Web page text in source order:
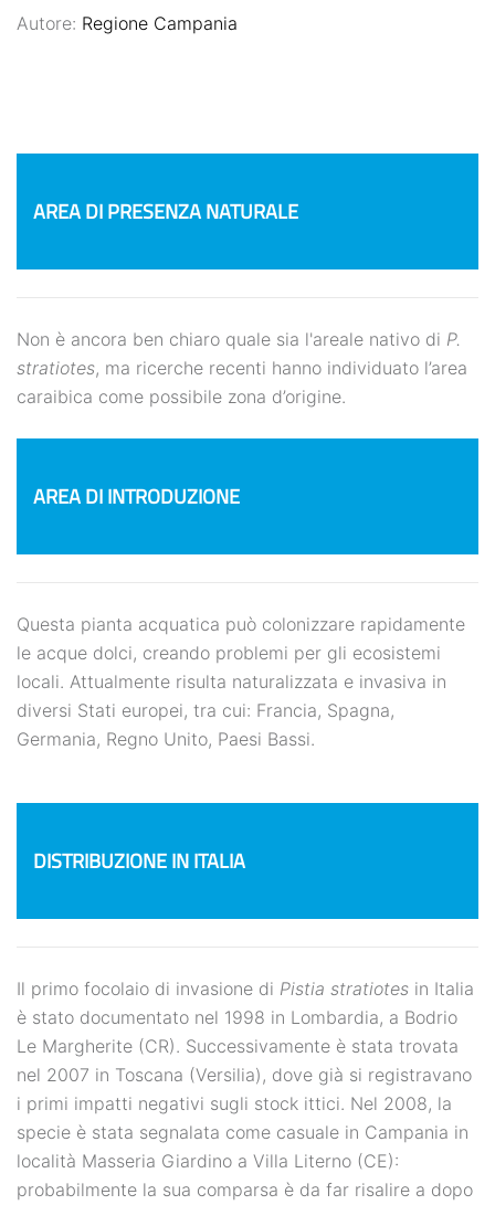
Autore: Regione Campania
AREA DI PRESENZA NATURALE
Non è ancora ben chiaro quale sia l'areale nativo di P.
stratiotes, ma ricerche recenti hanno individuato l’area
caraibica come possibile zona d’origine.
AREA DI INTRODUZIONE
Questa pianta acquatica può colonizzare rapidamente
le acque dolci, creando problemi per gli ecosistemi
locali. Attualmente risulta naturalizzata e invasiva in
diversi Stati europei, tra cui: Francia, Spagna,
Germania, Regno Unito, Paesi Bassi.
DISTRIBUZIONE IN ITALIA
Il primo focolaio di invasione di Pistia stratiotes in Italia
è stato documentato nel 1998 in Lombardia, a Bodrio
Le Margherite (CR). Successivamente è stata trovata
nel 2007 in Toscana (Versilia), dove già si registravano
i primi impatti negativi sugli stock ittici. Nel 2008, la
specie è stata segnalata come casuale in Campania in
località Masseria Giardino a Villa Literno (CE):
probabilmente la sua comparsa è da far risalire a dopo